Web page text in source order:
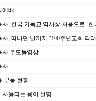
예배
사, 한국 기독교 역사상 처음으로 ‘
사, 떠나던 날까지 “100주년교회 격
사 추모동영상
사
부품 현황
사용되는 용어 설명